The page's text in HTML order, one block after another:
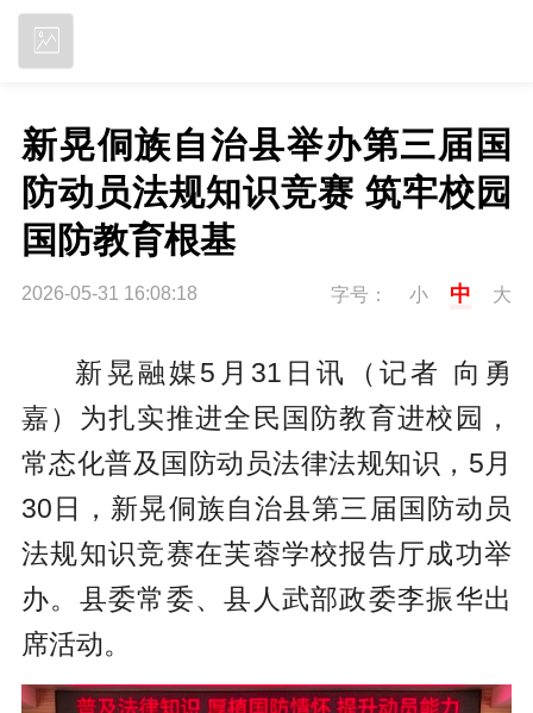
新晃侗族自治县举办第三届国
防动员法规知识竞赛 筑牢校园
国防教育根基
2026-05-31 16:08:18 字号： 小 中 大
新晃融媒5月31日讯（记者 向勇
嘉）为扎实推进全民国防教育进校园，
常态化普及国防动员法律法规知识，5月
30日，新晃侗族自治县第三届国防动员
法规知识竞赛在芙蓉学校报告厅成功举
办。县委常委、县人武部政委李振华出
席活动。